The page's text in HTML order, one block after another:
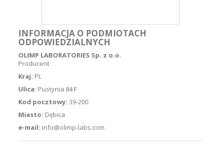
INFORMACJA O PODMIOTACH
ODPOWIEDZIALNYCH
OLIMP LABORATORIES Sp. z o.o.
Producent
Kraj: PL
Ulica: Pustynia 84 F
Kod pocztowy: 39-200
Miasto: Dębica
e-mail: info@olimp-labs.com